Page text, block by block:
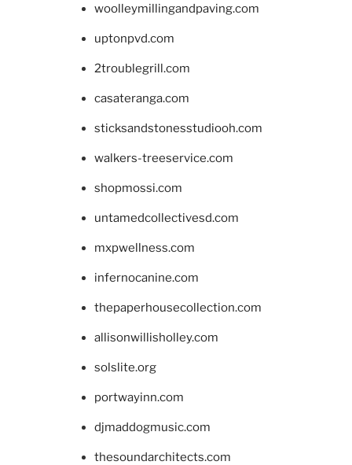
woolleymillingandpaving.com
uptonpvd.com
2troublegrill.com
casateranga.com
sticksandstonesstudiooh.com
walkers-treeservice.com
shopmossi.com
untamedcollectivesd.com
mxpwellness.com
infernocanine.com
thepaperhousecollection.com
allisonwillisholley.com
solslite.org
portwayinn.com
djmaddogmusic.com
thesoundarchitects.com